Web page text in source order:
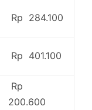
Rp 284.100
Rp 401.100
Rp
200.600